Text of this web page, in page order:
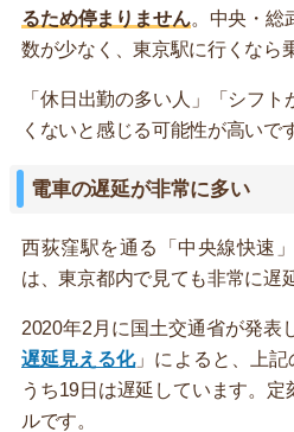
るため停まりません。中央・総
数が少なく、東京駅に行くなら
「休日出勤の多い人」「シフ
くないと感じる可能性が高いで
電車の遅延が非常に多い
西荻窪駅を通る「中央線快速
は、東京都内で見ても非常に遅
2020年2月に国土交通省が発表
遅延見える化」によると、上
うち19日は遅延しています。
ルです。